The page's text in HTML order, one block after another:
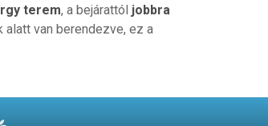
terem, a bejárattól jobbra
alatt van berendezve, ez a